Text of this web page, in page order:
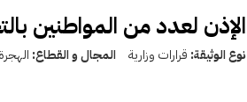
الإذن لعدد من المواطنين
نوع الوثيقة: قرارات وزارية المجال و القطاع: